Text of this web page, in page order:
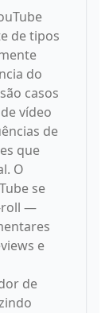
de tipos
do
casos
vídeo
de
que
O
se
roll —
e
de